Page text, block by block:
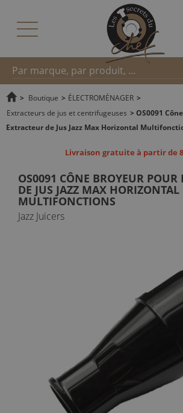
Recherche
> Boutique > ÉLECTROMÉNAGER >
Extracteurs de jus et centrifugeuses > OS0091
Extracteur de Jus Jazz Max Horizontal
Livraison gratuite à partir de
OS0091 CÔNE BROYEUR POUR
DE JUS JAZZ MAX HORIZONTAL
MULTIFONCTIONS
Jazz Juicers